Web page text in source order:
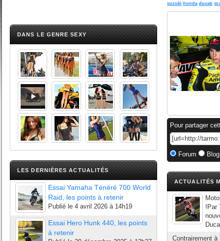
DANS LE GENRE SEXY
LES DERNIÈRES ACTUALITÉS
Essai Yamaha Ténéré 700 World
Raid, les points à retenir
Publié le 4 avril 2026 à 14h19
Essai Hero Hunk 440, les points
à retenir
suzuki honda ducati
Pour partager
Forum
ACTUALITÉS
!Par
Contrairement